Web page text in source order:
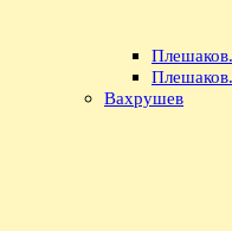
Вахрушев